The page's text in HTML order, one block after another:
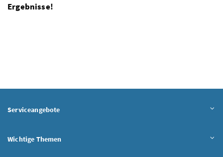
Ergebnisse!
Serviceangebote
Wichtige Themen